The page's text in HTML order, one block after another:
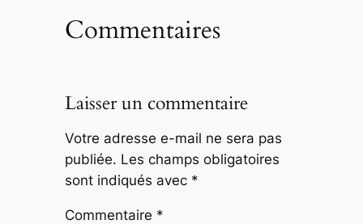
Commentaires
Laisser un commentaire
Votre adresse e-mail ne sera pas
publiée. Les champs obligatoires
sont indiqués avec *
Commentaire *